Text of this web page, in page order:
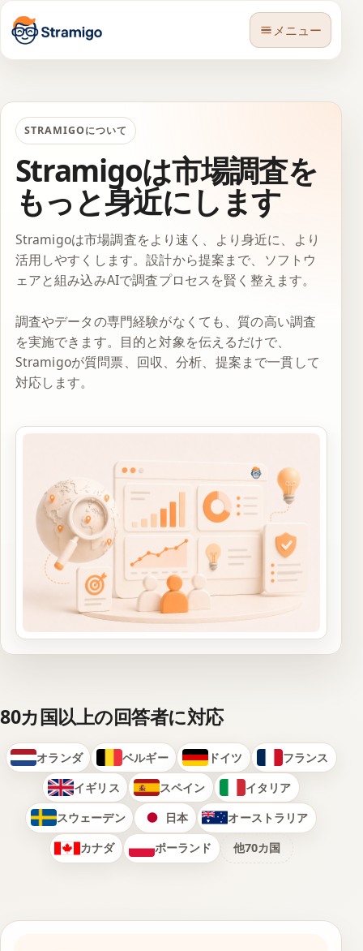
メニュー
🇯🇵 言語
STRAMIGOについて
Stramigoは市場調査を
もっと身近にします
Stramigoは市場調査をより速く、より身近に、より
活用しやすくします。設計から提案まで、ソフトウ
ェアと組み込みAIで調査プロセスを賢く整えます。
調査やデータの専門経験がなくても、質の高い調査
を実施できます。目的と対象を伝えるだけで、
Stramigoが質問票、回収、分析、提案まで一貫して
対応します。
80カ国以上の回答者に対応
オランダ ベルギー ドイツ
フランス
イギリス
スペイン
イタリア
スウェーデン
日本
オーストラリア
カナダ
ポーランド 他70カ国